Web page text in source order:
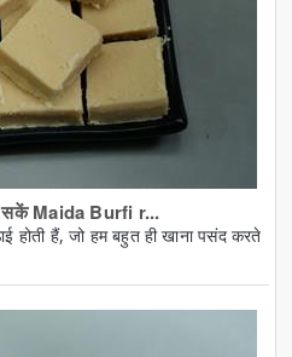
सकें Maida Burfi r...
होती हैं, जो हम बहुत ही खाना पसंद करते